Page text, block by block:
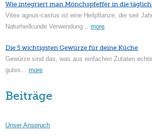
Wie integriert man Mönchspfeffer in die
Vitex agnus-castus ist eine Heilpflanze, die seit
Naturheilkunde Verwendung...more
Die 5 wichtigsten Gewürze für deine Küche
Gewürze sind das, was aus einfachen Zutaten
gutes...more
Beiträge
Unser Anspruch